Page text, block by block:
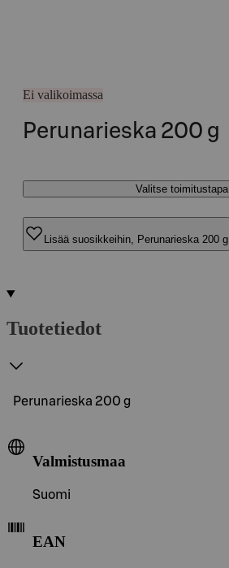
Ei valikoimassa
Perunarieska 200 g
Valitse toimitustapa
Lisää suosikkeihin, Perunarieska 200 g
Tuotetiedot
Perunarieska 200 g
Valmistusmaa
Suomi
EAN